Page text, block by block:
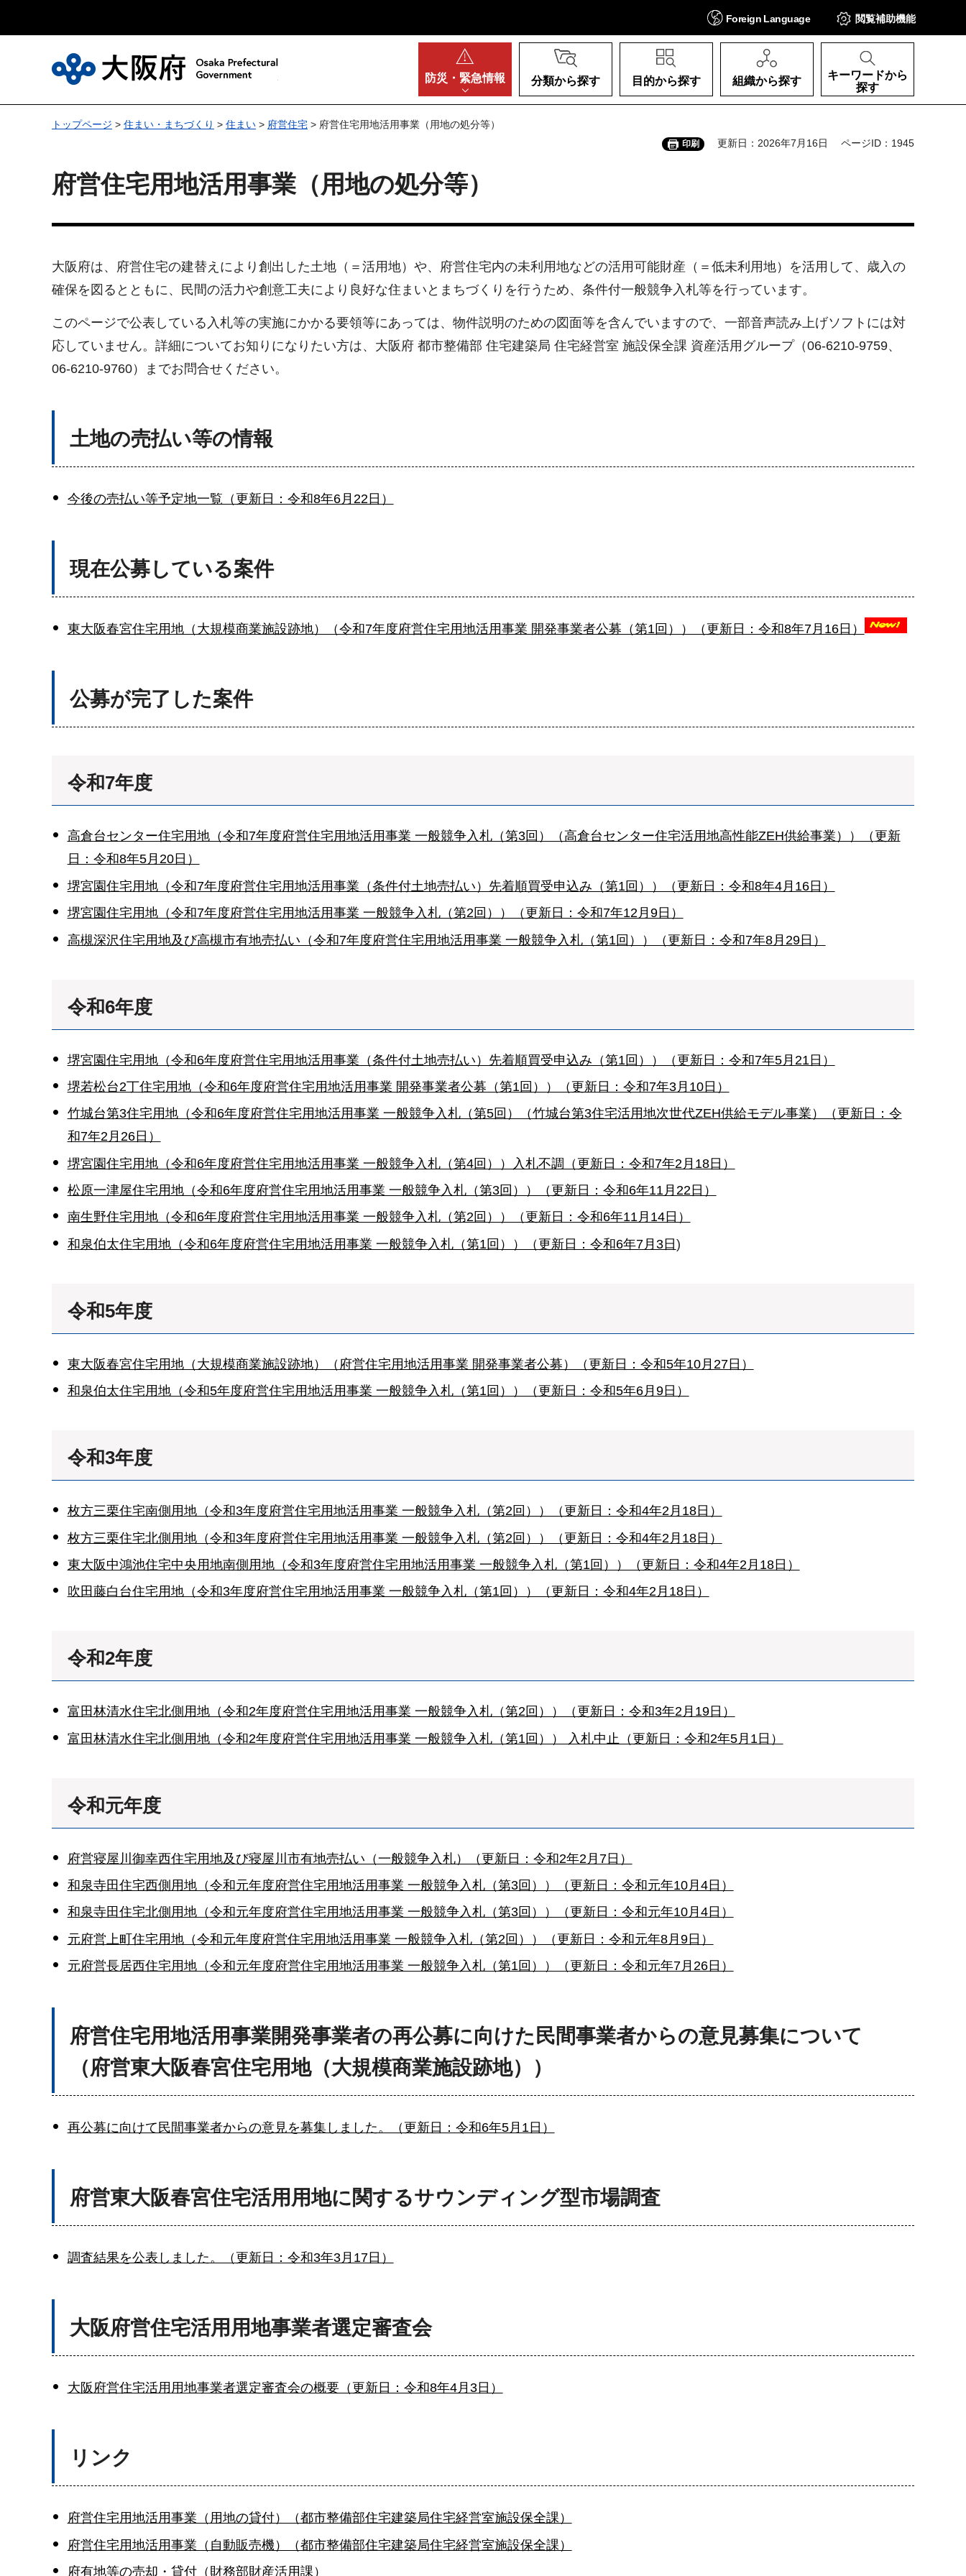
Foreign Language 閲覧補助機能
防災・ 緊急情報 分類から探す 目的から探す 組織から探す
キーワードから
探す
トップページ > 住まい・まちづくり > 住まい > 府営住宅 > 府営住宅用地活用事業（用地の処分等）
印刷 更新日：2026年7月16日 ページID：1945
府営住宅用地活用事業（用地の処分等）
大阪府は、府営住宅の建替えにより創出した土地（＝活用地）や、府営住宅内の未利用地などの活用可能財産（＝低未利用地）を活用して、歳入の
確保を図るとともに、民間の活力や創意工夫により良好な住まいとまちづくりを行うため、条件付一般競争入札等を行っています。
このページで公表している入札等の実施にかかる要領等にあっては、物件説明のための図面等を含んでいますので、一部音声読み上げソフトには対
応していません。詳細についてお知りになりたい方は、大阪府 都市整備部 住宅建築局 住宅経営室 施設保全課 資産活用グループ（06-6210-9759、
06-6210-9760）までお問合せください。
土地の売払い等の情報
今後の売払い等予定地一覧（更新日：令和8年6月22日）
現在公募している案件
東大阪春宮住宅用地（大規模商業施設跡地）（令和7年度府営住宅用地活用事業 開発事業者公募（第1回））（更新日：令和8年7月16日）
公募が完了した案件
令和7年度
高倉台センター住宅用地（令和7年度府営住宅用地活用事業 一般競争入札（第3回）（高倉台センター住宅活用地高性能ZEH供給事業））（更新
日：令和8年5月20日）
堺宮園住宅用地（令和7年度府営住宅用地活用事業（条件付土地売払い）先着順買受申込み（第1回））（更新日：令和8年4月16日）
堺宮園住宅用地（令和7年度府営住宅用地活用事業 一般競争入札（第2回））（更新日：令和7年12月9日）
高槻深沢住宅用地及び高槻市有地売払い（令和7年度府営住宅用地活用事業 一般競争入札（第1回））（更新日：令和7年8月29日）
令和6年度
堺宮園住宅用地（令和6年度府営住宅用地活用事業（条件付土地売払い）先着順買受申込み（第1回））（更新日：令和7年5月21日）
堺若松台2丁住宅用地（令和6年度府営住宅用地活用事業 開発事業者公募（第1回））（更新日：令和7年3月10日）
竹城台第3住宅用地（令和6年度府営住宅用地活用事業 一般競争入札（第5回）（竹城台第3住宅活用地次世代ZEH供給モデル事業）（更新日：令
和7年2月26日）
堺宮園住宅用地（令和6年度府営住宅用地活用事業 一般競争入札（第4回））入札不調（更新日：令和7年2月18日）
松原一津屋住宅用地（令和6年度府営住宅用地活用事業 一般競争入札（第3回））（更新日：令和6年11月22日）
南生野住宅用地（令和6年度府営住宅用地活用事業 一般競争入札（第2回））（更新日：令和6年11月14日）
和泉伯太住宅用地（令和6年度府営住宅用地活用事業 一般競争入札（第1回））（更新日：令和6年7月3日)
令和5年度
東大阪春宮住宅用地（大規模商業施設跡地）（府営住宅用地活用事業 開発事業者公募）（更新日：令和5年10月27日）
和泉伯太住宅用地（令和5年度府営住宅用地活用事業 一般競争入札（第1回））（更新日：令和5年6月9日）
令和3年度
枚方三栗住宅南側用地（令和3年度府営住宅用地活用事業 一般競争入札（第2回））（更新日：令和4年2月18日）
枚方三栗住宅北側用地（令和3年度府営住宅用地活用事業 一般競争入札（第2回））（更新日：令和4年2月18日）
東大阪中鴻池住宅中央用地南側用地（令和3年度府営住宅用地活用事業 一般競争入札（第1回））（更新日：令和4年2月18日）
吹田藤白台住宅用地（令和3年度府営住宅用地活用事業 一般競争入札（第1回））（更新日：令和4年2月18日）
令和2年度
富田林清水住宅北側用地（令和2年度府営住宅用地活用事業 一般競争入札（第2回））（更新日：令和3年2月19日）
富田林清水住宅北側用地（令和2年度府営住宅用地活用事業 一般競争入札（第1回）） 入札中止（更新日：令和2年5月1日）
令和元年度
府営寝屋川御幸西住宅用地及び寝屋川市有地売払い（一般競争入札）（更新日：令和2年2月7日）
和泉寺田住宅西側用地（令和元年度府営住宅用地活用事業 一般競争入札（第3回））（更新日：令和元年10月4日）
和泉寺田住宅北側用地（令和元年度府営住宅用地活用事業 一般競争入札（第3回））（更新日：令和元年10月4日）
元府営上町住宅用地（令和元年度府営住宅用地活用事業 一般競争入札（第2回））（更新日：令和元年8月9日）
元府営長居西住宅用地（令和元年度府営住宅用地活用事業 一般競争入札（第1回））（更新日：令和元年7月26日）
府営住宅用地活用事業開発事業者の再公募に向けた民間事業者からの意見募集について
（府営東大阪春宮住宅用地（大規模商業施設跡地））
再公募に向けて民間事業者からの意見を募集しました。（更新日：令和6年5月1日）
府営東大阪春宮住宅活用用地に関するサウンディング型市場調査
調査結果を公表しました。（更新日：令和3年3月17日）
大阪府営住宅活用用地事業者選定審査会
大阪府営住宅活用用地事業者選定審査会の概要（更新日：令和8年4月3日）
リンク
府営住宅用地活用事業（用地の貸付）（都市整備部住宅建築局住宅経営室施設保全課）
府営住宅用地活用事業（自動販売機）（都市整備部住宅建築局住宅経営室施設保全課）
府有地等の売却・貸付（財務部財産活用課）